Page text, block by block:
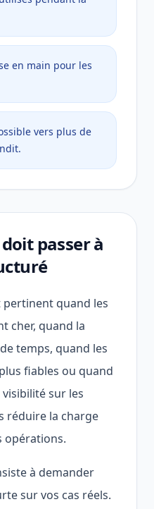
en main pour les
vers plus de
passer à
pertinent quand les
cher, quand la
temps, quand les
fiables ou quand
sur les
réduire la charge
opérations.
à demander
sur vos cas réels.